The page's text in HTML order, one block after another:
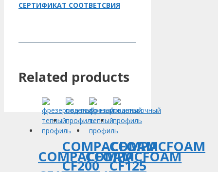
СЕРТИФИКАТ СООТВЕТСВИЯ
Related products
COMPACFOAM
COMPACFOAM
CF200
COMPACFOAM
COMPACFOAM
CF125